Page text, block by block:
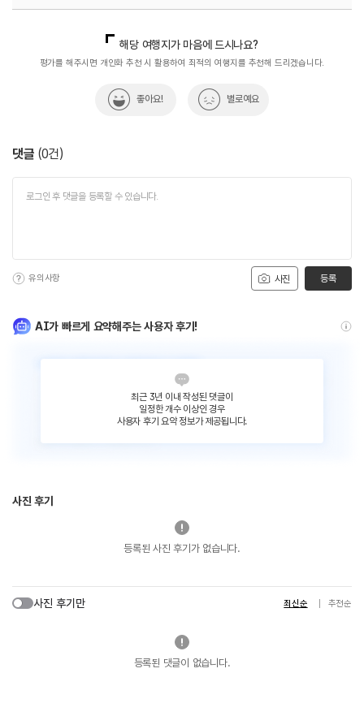
해당 여행지가 마음에 드시나요?
평가를 해주시면 개인화 추천 시 활용하여 최적의 여행지를 추천해 드리겠습니다.
좋아요! 별로예요
댓글 (0건)
사진
유의사항 등록
AI가 빠르게 요약해주는 사용자 후기!
최근 3년 이내 작성된 댓글이
일정한 개수 이상인 경우
사용자 후기 요약 정보가 제공됩니다.
사진 후기
등록된 사진 후기가 없습니다.
사진 후기만 최신순 추천순
등록된 댓글이 없습니다.